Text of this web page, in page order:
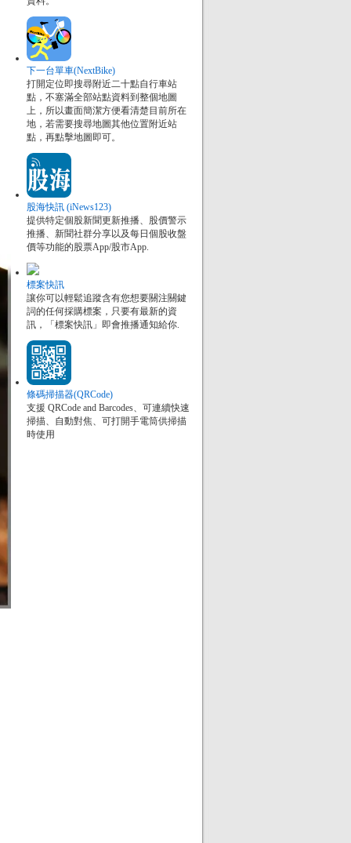
下一台單車(NextBike)
打開定位即搜尋附近二十點自行車站
點，不塞滿全部站點資料到整個地圖
上，所以畫面簡潔方便看清楚目前所在
地，若需要搜尋地圖其他位置附近站
點，再點擊地圖即可。
股海快訊 (iNews123)
提供特定個股新聞更新推播、股價警示
推播、新聞社群分享以及每日個股收盤
價等功能的股票App/股市App.
標案快訊
讓你可以輕鬆追蹤含有您想要關注關鍵
詞的任何採購標案，只要有最新的資
訊，「標案快訊」即會推播通知給你.
條碼掃描器(QRCode)
支援 QRCode and Barcodes、可連續快速
掃描、自動對焦、可打開手電筒供掃描
時使用